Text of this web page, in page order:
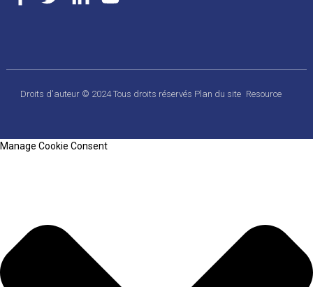
Droits d'auteur © 2024 Tous droits réservés Plan du site Resource
Manage Cookie Consent